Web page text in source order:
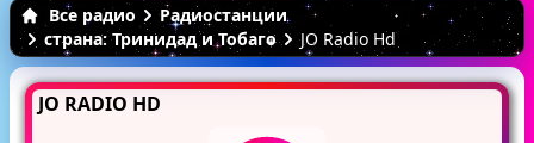
Все радио
Радиостанции
страна: Тринидад и Тобаго
JO Radio Hd
JO RADIO HD